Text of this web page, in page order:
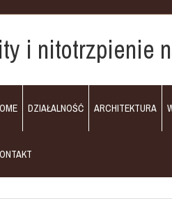
i nitotrzpienie
DZIAŁALNOŚĆ ARCHITEKTURA